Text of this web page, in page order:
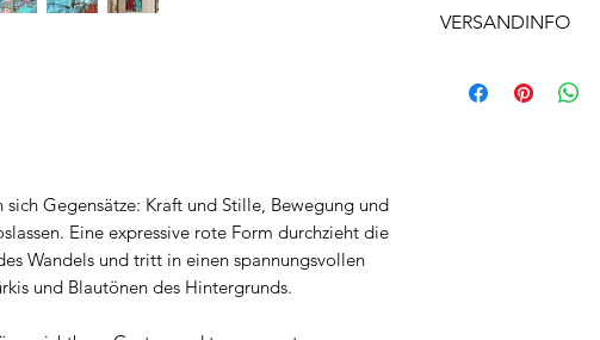
Gegensätze: Kraft und Stille, Bewegung und
Eine expressive rote Form durchzieht die
Wandels und tritt in einen spannungsvollen
und Blautönen des Hintergrunds.
Masse: 170x200x2cm
VERSANDINFO
Je nach Gewicht